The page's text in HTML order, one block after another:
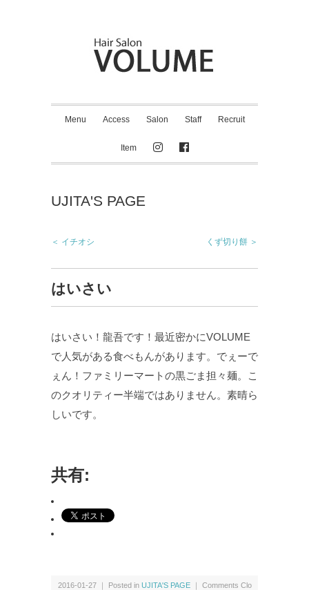
Menu Access Salon Staff Recruit
Item
UJITA'S PAGE
＜ イチオシ くず切り餅 ＞
はいさい
はいさい！龍吾です！最近密かにVOLUME
で人気がある食べもんがあります。でぇーで
ぇん！ファミリーマートの黒ごま担々麺。こ
のクオリティー半端ではありません。素晴ら
しいです。
共有:
2016-01-27 ｜ Posted in UJITA'S PAGE ｜ Comments Clo